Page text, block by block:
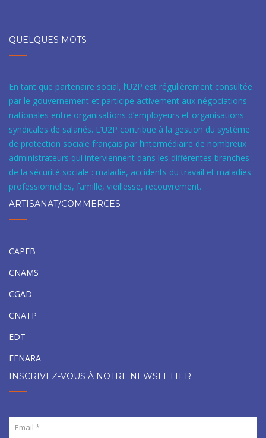
QUELQUES MOTS
En tant que partenaire social, l’U2P est régulièrement consultée
par le gouvernement et participe activement aux négociations
nationales entre organisations d’employeurs et organisations
syndicales de salariés. L’U2P contribue à la gestion du système
de protection sociale français par l’intermédiaire de nombreux
administrateurs qui interviennent dans les différentes branches
de la sécurité sociale : maladie, accidents du travail et maladies
professionnelles, famille, vieillesse, recouvrement.
ARTISANAT/COMMERCES
CAPEB
CNAMS
CGAD
CNATP
EDT
FENARA
INSCRIVEZ-VOUS À NOTRE NEWSLETTER